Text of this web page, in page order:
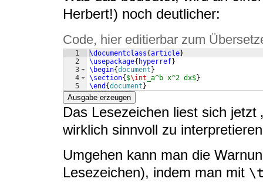
Herbert!) noch deutlicher:
Code, hier editierbar zum
1
2
3
4
5
\documentclass{article}
\usepackage{ hyperref}
\begin{document }
\section{ $\int _a^b x^2 dx$}
\end {document }
Ausgabe erzeugen
Das Lesezeichen liest sich jetzt
wirklich sinnvoll zu
Umgehen kann man die
Lesezeichen), indem man mit